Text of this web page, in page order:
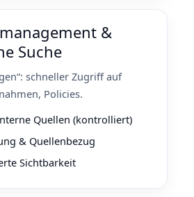
&
Suche
schneller Zugriff auf
Policies.
Quellen (kontrolliert)
& Quellenbezug
Sichtbarkeit